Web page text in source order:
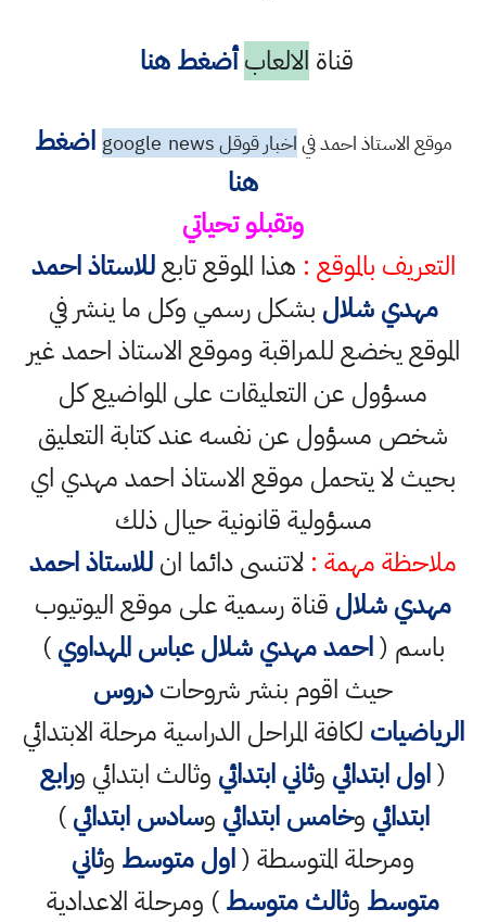
قناة الالعاب أضغط هنا
موقع الاستاذ احمد فياخبار قوقل googlenews
اضغط
هنا
وتقبلو تحياتي
التعريف بالموقع : هذا الموقع تابعللاستاذ احمد
مهدي شلال بشكل رسمي وكل ما ينشر في
الموقع يخضع للمراقبة وموقع الاستاذ احمد غير
مسؤول عن التعليقات على المواضيع كل
شخص مسؤول عن نفسه عند كتابة التعليق
بحيث لا يتحمل موقع الاستاذ احمد مهدي اي
مسؤولية قانونية حيال ذلك
ملاحظة مهمة : لاتنسى دائما انللاستاذ احمد
مهدي شلال قناة رسمية على موقع اليوتيوب
باسم (احمد مهدي شلال عباس المهداوي)
حيث اقوم بنشر شروحاتدروس
الرياضيات لكافة المراحل الدراسية مرحلة الابتدائي
(اول ابتدائي وثاني ابتدائي وثالث ابتدائي ورابع
ابتدائي وخامس ابتدائي وسادس ابتدائي)
ومرحلة المتوسطة (اول متوسط وثاني
متوسط وثالث متوسط) ومرحلة الاعدادية